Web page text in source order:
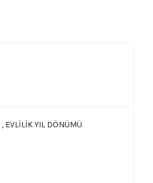
, EVLİLİK YIL DÖNÜMÜ